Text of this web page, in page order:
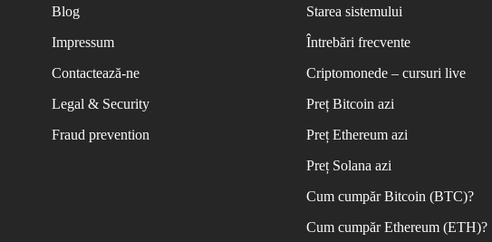
Blog
Impressum
Contactează-ne
Legal & Security
Fraud prevention
Starea sistemului
Întrebări frecvente
Criptomonede – cursuri live
Preț Bitcoin azi
Preț Ethereum azi
Preț Solana azi
Cum cumpăr Bitcoin (BTC)?
Cum cumpăr Ethereum (ETH)?